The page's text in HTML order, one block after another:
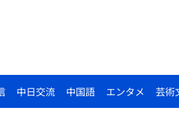
中日交流 中国語 エンタメ 芸術